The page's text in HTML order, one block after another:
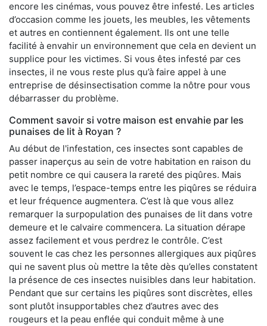
encore les cinémas, vous pouvez être infesté. Les articles
d’occasion comme les jouets, les meubles, les vêtements
et autres en contiennent également. Ils ont une telle
facilité à envahir un environnement que cela en devient un
supplice pour les victimes. Si vous êtes infesté par ces
insectes, il ne vous reste plus qu’à faire appel à une
entreprise de désinsectisation comme la nôtre pour vous
débarrasser du problème.
Comment savoir si votre maison est envahie par les
punaises de lit à Royan ?
Au début de l'infestation, ces insectes sont capables de
passer inaperçus au sein de votre habitation en raison du
petit nombre ce qui causera la rareté des piqûres. Mais
avec le temps, l’espace-temps entre les piqûres se réduira
et leur fréquence augmentera. C’est là que vous allez
remarquer la surpopulation des punaises de lit dans votre
demeure et le calvaire commencera. La situation dérape
assez facilement et vous perdrez le contrôle. C’est
souvent le cas chez les personnes allergiques aux piqûres
qui ne savent plus où mettre la tête dès qu’elles constatent
la présence de ces insectes nuisibles dans leur habitation.
Pendant que sur certains les piqûres sont discrètes, elles
sont plutôt insupportables chez d’autres avec des
rougeurs et la peau enflée qui conduit même à une